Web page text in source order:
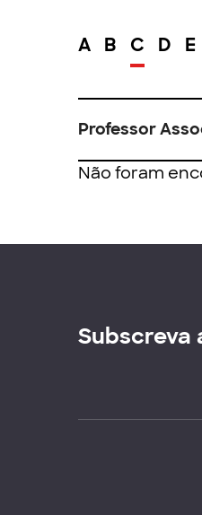
A B C D E
Professor
Não foram
Subscreva